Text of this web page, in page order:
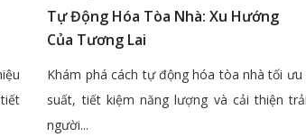
Tự Động Hóa Tòa Nhà: Xu Hướng
Của Tương Lai
Khám phá cách tự động hóa tòa nhà tối ưu
suất, tiết kiệm năng lượng và cải thiện
người...